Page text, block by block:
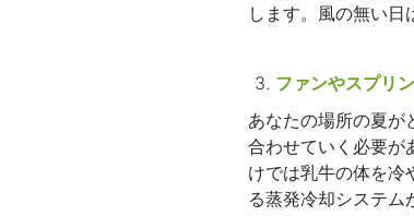
します。風の無い日
ファンやスプリ
あなたの場所の夏が
合わせていく必要が
けでは乳牛の体を冷
る蒸発冷却システム